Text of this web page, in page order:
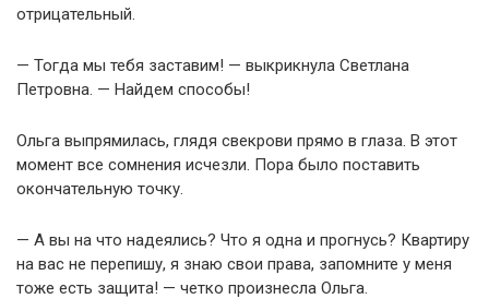
отрицательный.
— Тогда мы тебя заставим! — выкрикнула Светлана
Петровна. — Найдем способы!
Ольга выпрямилась, глядя свекрови прямо в глаза. В этот
момент все сомнения исчезли. Пора было поставить
окончательную точку.
— А вы на что надеялись? Что я одна и прогнусь? Квартиру
на вас не перепишу, я знаю свои права, запомните у меня
тоже есть защита! — четко произнесла Ольга.